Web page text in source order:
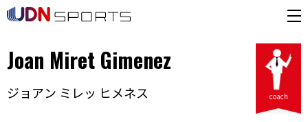
coach
Joan Miret Gimenez
ジョアン ミレッ ヒメネス